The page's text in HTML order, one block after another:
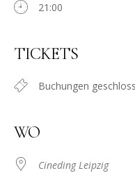
21:00
TICKETS
Buchungen
WO
Cineding Leipzig